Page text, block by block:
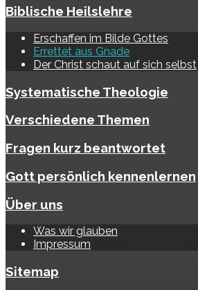
Biblische Heilslehre
Erschaffen im Bilde Gottes
Errettet aus Gnade
Der Christ schaut auf sich selbst
Systematische Theologie
Verschiedene Themen
Fragen kurz beantwortet
Gott persönlich kennenlernen
Über uns
Was wir glauben
Impressum
Sitemap